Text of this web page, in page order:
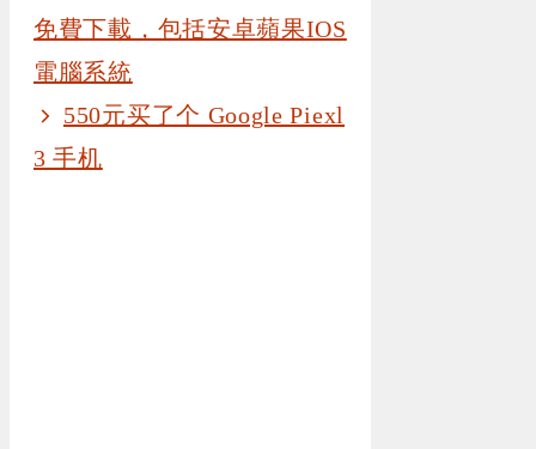
免費下載，包括安卓蘋果IOS
電腦系統
550元买了个 Google Piexl
3 手机